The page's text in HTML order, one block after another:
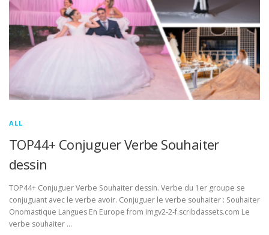
ALL
TOP44+ Conjuguer Verbe Souhaiter
dessin
TOP44+ Conjuguer Verbe Souhaiter dessin. Verbe du 1er groupe se
conjuguant avec le verbe avoir. Conjuguer le verbe souhaiter : Souhaiter
Onomastique Langues En Europe from imgv2-2-f.scribdassets.com Le
verbe souhaiter …